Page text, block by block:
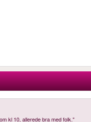
kl 10, allerede bra med folk."